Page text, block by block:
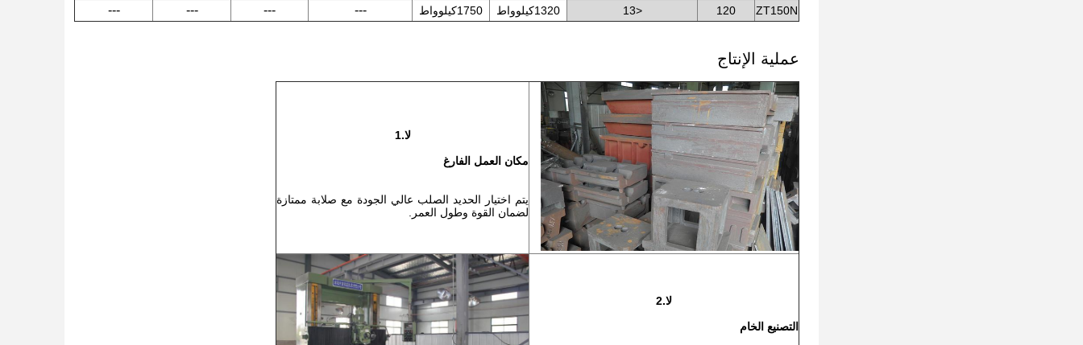
ZT150N
120
<13 1320كيلوواط 1750كيلوواط ---
---
---
---
عملية الإنتاج
لا.1
مكان العمل الفارغ
يتم اختيار الحديد الصلب عالي الجودة مع صلابة ممتازة
لضمان القوة وطول العمر.
لا.2
التصنيع الخام